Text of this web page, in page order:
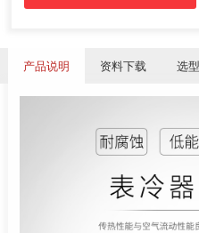
产品说明 资料下载 选